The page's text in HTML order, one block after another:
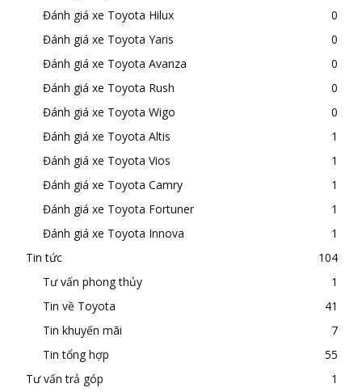
Đánh giá xe Toyota Hilux
0
Đánh giá xe Toyota Yaris
0
Đánh giá xe Toyota Avanza
0
Đánh giá xe Toyota Rush
0
Đánh giá xe Toyota Wigo
0
Đánh giá xe Toyota Altis
1
Đánh giá xe Toyota Vios
1
Đánh giá xe Toyota Camry
1
Đánh giá xe Toyota Fortuner
1
Đánh giá xe Toyota Innova
1
Tin tức
104
Tư vấn phong thủy
1
Tin về Toyota
41
Tin khuyến mãi
7
Tin tổng hợp
55
Tư vấn trả góp
1